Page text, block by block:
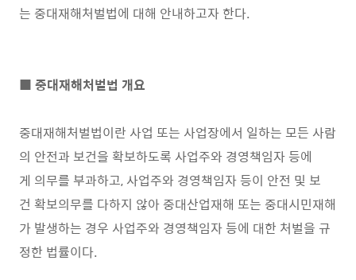
는 중대재해처벌법에 대해 안내하고자 한다.
■ 중대재해처벌법 개요
중대재해처벌법이란 사업 또는 사업장에서 일하는 모든 사람
의 안전과 보건을 확보하도록 사업주와 경영책임자 등에
게 의무를 부과하고, 사업주와 경영책임자 등이 안전 및 보
건 확보의무를 다하지 않아 중대산업재해 또는 중대시민재해
가 발생하는 경우 사업주와 경영책임자 등에 대한 처벌을 규
정한 법률이다.